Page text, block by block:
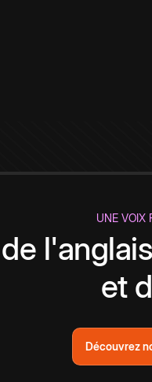
UNE VOIX
et
Découvrez